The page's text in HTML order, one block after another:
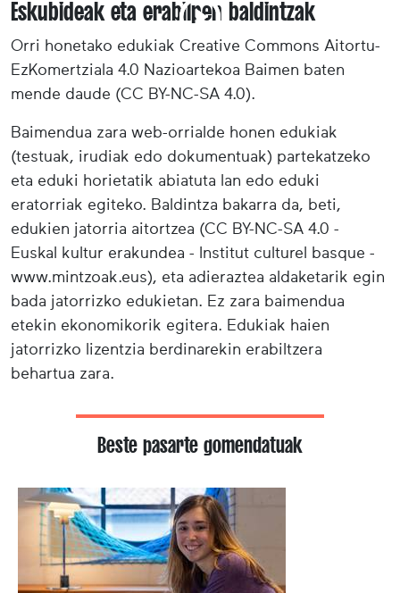
Eskubideak eta erabilpen baldintzak
Orri honetako edukiak Creative Commons Aitortu-
EzKomertziala 4.0 Nazioartekoa Baimen baten
mende daude (CC BY-NC-SA 4.0).
Baimendua zara web-orrialde honen edukiak
(testuak, irudiak edo dokumentuak) partekatzeko
eta eduki horietatik abiatuta lan edo eduki
eratorriak egiteko. Baldintza bakarra da, beti,
edukien jatorria aitortzea (CC BY-NC-SA 4.0 -
Euskal kultur erakundea - Institut culturel basque -
www.mintzoak.eus), eta adieraztea aldaketarik egin
bada jatorrizko edukietan. Ez zara baimendua
etekin ekonomikorik egitera. Edukiak haien
jatorrizko lizentzia berdinarekin erabiltzera
behartua zara.
Beste pasarte gomendatuak